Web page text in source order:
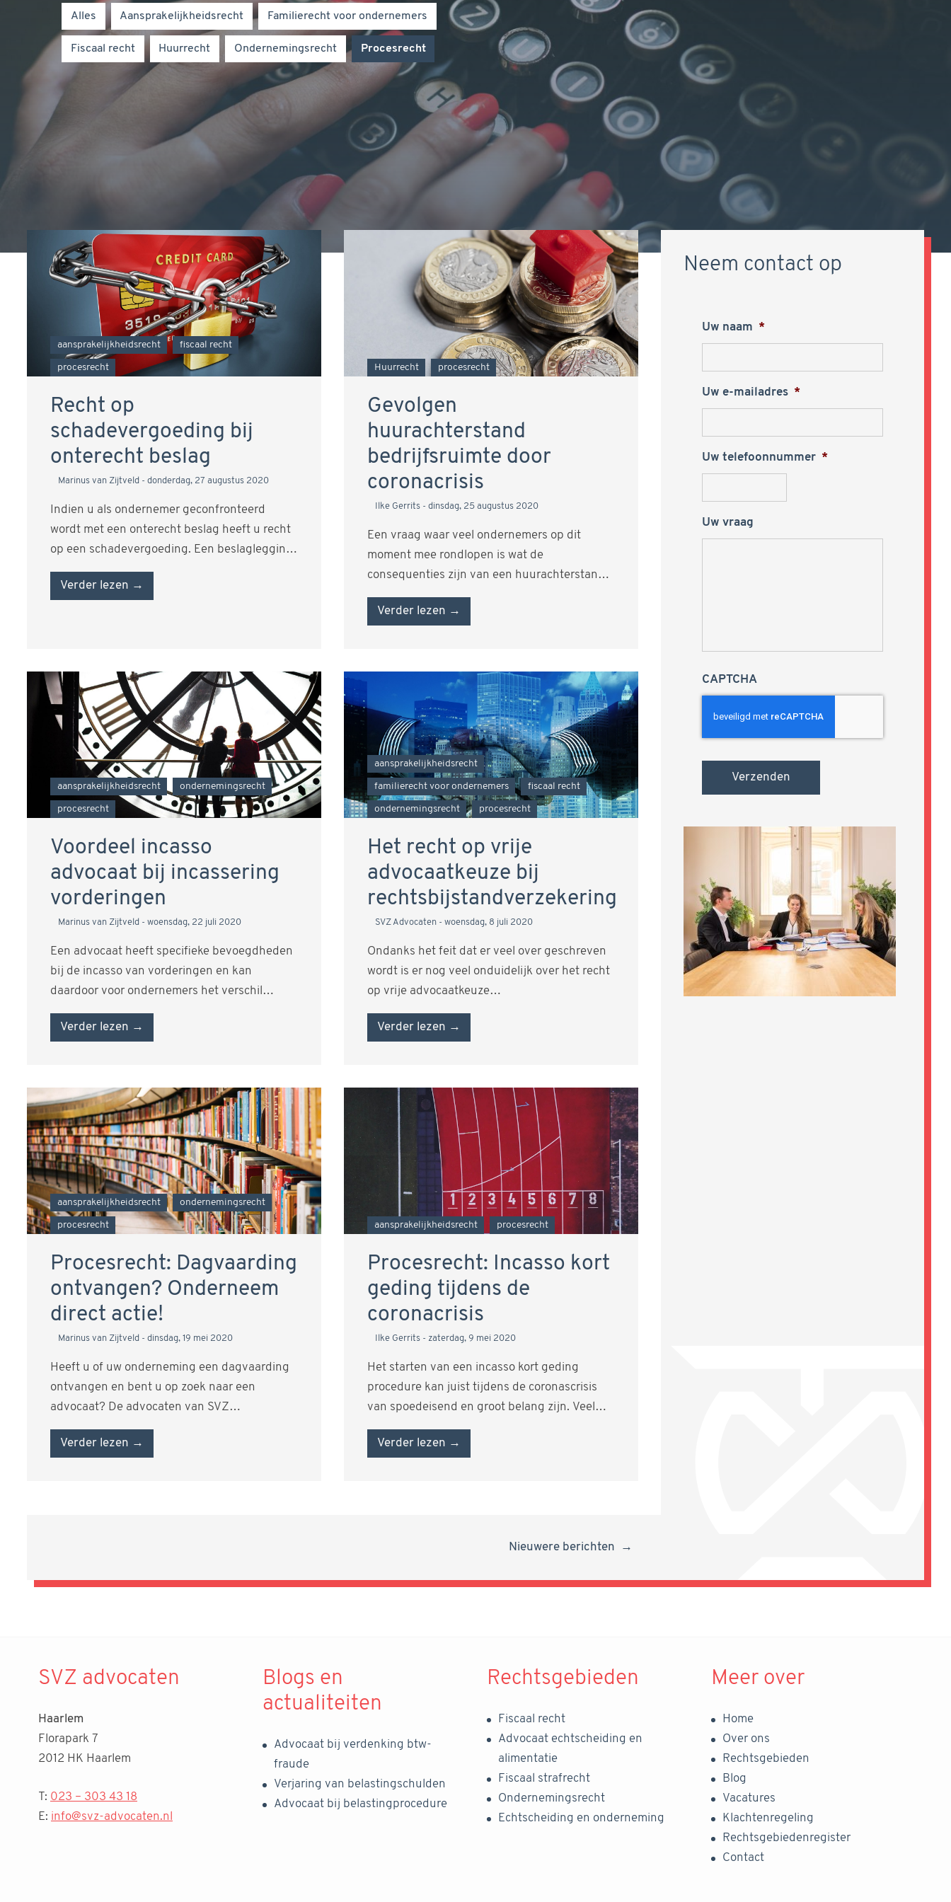
Alles aansprakelijkheidsrecht familierecht voor ondernemers
fiscaal recht Huurrecht ondernemingsrecht procesrecht
aansprakelijkheidsrecht fiscaal recht
procesrecht
Recht op
schadevergoeding bij
onterecht beslag
Marinus van Zijtveld donderdag, 27 augustus 2020
Indien u als ondernemer geconfronteerd
wordt met een onterecht beslag heeft u recht
op een schadevergoeding. Een beslaglegging
kan immers…
Verder lezen →
Huurrecht procesrecht
Gevolgen
huurachterstand
bedrijfsruimte door
coronacrisis
Ilke Gerrits dinsdag, 25 augustus 2020
Een vraag waar veel ondernemers op dit
moment mee rondlopen is wat de
consequenties zijn van een huurachterstand
als gevolg…
Verder lezen →
aansprakelijkheidsrecht ondernemingsrecht
procesrecht
Voordeel incasso
advocaat bij incassering
vorderingen
Marinus van Zijtveld woensdag, 22 juli 2020
Een advocaat heeft specifieke bevoegdheden
bij de incasso van vorderingen en kan
daardoor voor ondernemers het verschil
maken ten opzichte…
Verder lezen →
aansprakelijkheidsrecht
familierecht voor ondernemers fiscaal recht
ondernemingsrecht procesrecht
Het recht op vrije
advocaatkeuze bij
rechtsbijstandverzekering
SVZ Advocaten woensdag, 8 juli 2020
Ondanks het feit dat er veel over geschreven
wordt is er nog veel onduidelijk over het recht
op vrije advocaatkeuze…
Verder lezen →
aansprakelijkheidsrecht ondernemingsrecht
procesrecht
Procesrecht: Dagvaarding
ontvangen? Onderneem
direct actie!
Marinus van Zijtveld dinsdag, 19 mei 2020
Heeft u of uw onderneming een dagvaarding
ontvangen en bent u op zoek naar een
advocaat? De advocaten van SVZ…
Verder lezen →
aansprakelijkheidsrecht procesrecht
Procesrecht: Incasso kort
geding tijdens de
coronacrisis
Ilke Gerrits zaterdag, 9 mei 2020
Het starten van een incasso kort geding
procedure kan juist tijdens de coronascrisis
van spoedeisend en groot belang zijn. Veel…
Verder lezen →
Nieuwere berichten
Neem contact op
Uw naam *
Uw e-mailadres *
Uw telefoonnummer *
Uw vraag
CAPTCHA
Verzenden
SVZ advocaten
Haarlem
Florapark 7
2012 HK Haarlem
T: 023 – 303 43 18
E: info@svz-advocaten.nl
Blogs en
actualiteiten
Advocaat bij verdenking btw-
fraude
Verjaring van belastingschulden
Advocaat bij belastingprocedure
Rechtsgebieden
Fiscaal recht
Advocaat echtscheiding en
alimentatie
Fiscaal strafrecht
Ondernemingsrecht
Echtscheiding en onderneming
Meer over
Home
Over ons
Rechtsgebieden
Blog
Vacatures
Klachtenregeling
Rechtsgebiedenregister
Contact